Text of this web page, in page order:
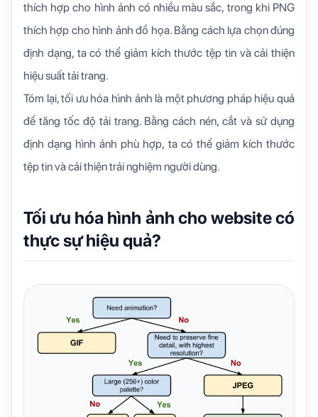
thích hợp cho hình ảnh có nhiều màu sắc, trong khi PNG
thích hợp cho hình ảnh đồ họa. Bằng cách lựa chọn đúng
định dạng, ta có thể giảm kích thước tệp tin và cải thiện
hiệu suất tải trang.
Tóm lại, tối ưu hóa hình ảnh là một phương pháp hiệu quả
để tăng tốc độ tải trang. Bằng cách nén, cắt và sử dụng
định dạng hình ảnh phù hợp, ta có thể giảm kích thước
tệp tin và cải thiện trải nghiệm người dùng.
Tối ưu hóa hình ảnh cho website có
thực sự hiệu quả?